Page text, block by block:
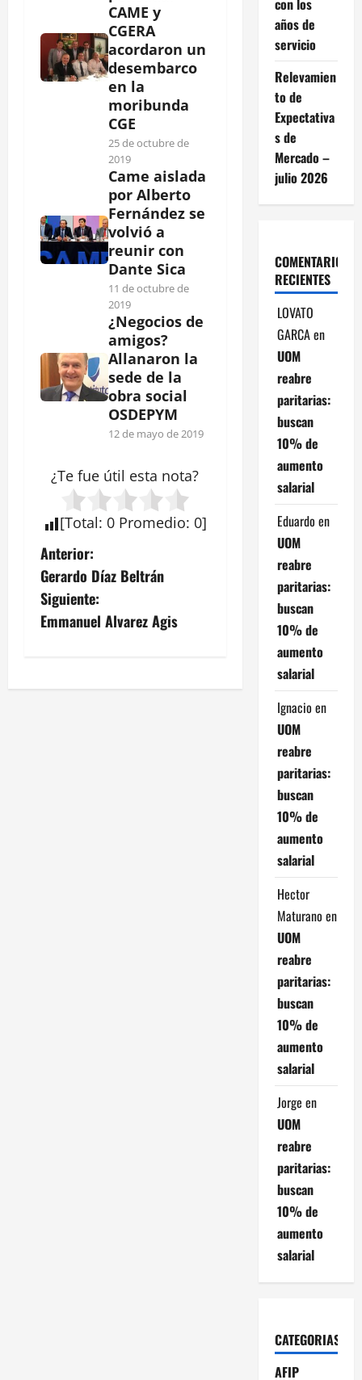
CAME y
CGERA
acordaron un
desembarco
en la
moribunda
CGE
25 de octubre de
2019
Came aislada
por Alberto
Fernández se
volvió a
reunir con
Dante Sica
11 de octubre de
2019
¿Negocios de
amigos?
Allanaron la
sede de la
obra social
OSDEPYM
12 de mayo de 2019
¿Te fue útil esta nota?
[Total: 0 Promedio: 0]
N
a
v
g
Anterior:
Gerardo Díaz Beltrán
Siguiente:
Emmanuel Alvarez Agis
años de
servicio
Relevamien
to de
Expectativa
s de
Mercado –
julio 2026
COMENTARIOS
RECIENTES
LOVATO
GARCAen
UOM
reabre
paritarias:
buscan
10% de
aumento
salarial
Eduardo en
UOM
reabre
paritarias:
buscan
10% de
aumento
salarial
Ignacio en
UOM
reabre
paritarias:
buscan
10% de
aumento
salarial
Hector
Maturano en
UOM
reabre
paritarias:
buscan
10% de
aumento
salarial
Jorge en
UOM
reabre
paritarias:
buscan
10% de
aumento
salarial
CATEGORIAS
AFIP